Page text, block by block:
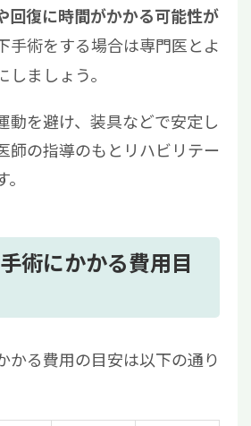
回復に時間がかかる可能性が
手術をする場合は専門医とよ
ましょう。
動を避け、装具などで安定し
師の指導のもとリハビリテー
術にかかる費用目
かる費用の目安は以下の通り